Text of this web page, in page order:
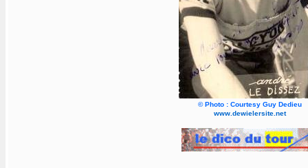
© Photo : Courtesy Guy Dedieu
www.dewielersite.net